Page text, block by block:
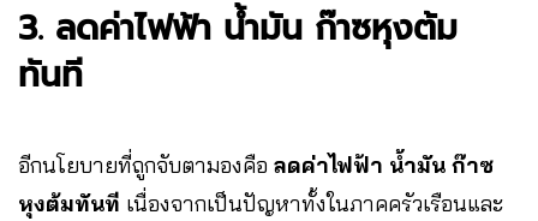
3. ลดค่าไฟฟ้า น้ำมัน ก๊าซหุงต้ม
ทันที
อีกนโยบายที่ถูกจับตามองคือ ลดค่าไฟฟ้า น้ำมัน ก๊าซ
หุงต้มทันที เนื่องจากเป็นปัญหาทั้งในภาคครัวเรือนและ